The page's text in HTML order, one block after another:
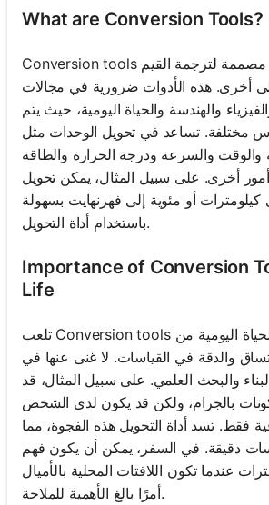
What are Conversion Tools?
Conversion tools هي أدوات رقمية مصممة لترجمة القيم
أخرى. هذه الأدوات ضرورية في مجالات
والهندسة والحياة اليومية، حيث يتم
مختلفة. تساعد في تحويل الوحدات مثل
والوقت والسرعة ودرجة الحرارة والطاقة
أخرى. على سبيل المثال، يمكن تحويل
كيلومترات أو مئوية إلى فهرنهايت بسهولة
باستخدام أداة التحويل.
Importance of Conversion
Life
تلعب Conversion tools دورًا حاسمًا في الحياة اليومية من
والدقة في القياسات. لا غنى عنها في
والبحث العلمي. على سبيل المثال، قد
بالجرام، ولكن قد يكون لدى الشخص
فقط. تسد أداة التحويل هذه الفجوة، مما
دقيقة. في السفر، يمكن أن يكون فهم
عندما تكون اللافتات المحلية بالأميال
أمرًا بالغ الأهمية للملاحة.